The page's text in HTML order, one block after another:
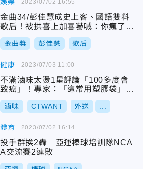
娛樂
金曲34/彭佳慧成史上客、國語雙料
歌后！被拱喜上加喜嚇喊：你瘋了
嗎？
金曲獎 彭佳慧 歌后
2023/07/02 16:55
健康
不滿滷味太燙1星評論「100多度會
致癌」！專家：「這常用塑膠袋」耐
熱溫度可達140度
滷味 CTWANT 外送
2023/07/03 11:00
體育
投手群挨2轟 亞運棒球培訓隊NCA
A交流賽2連敗
2023/07/02 16:14